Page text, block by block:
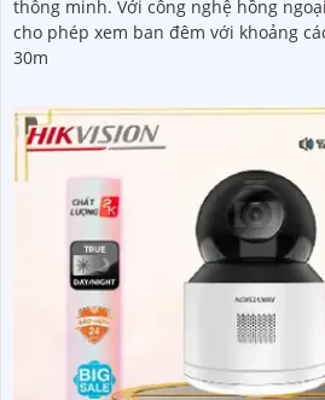
thông minh. Với công nghệ hồng ngoại Smart IR, camera này
cho phép xem ban đêm với khoảng
30m